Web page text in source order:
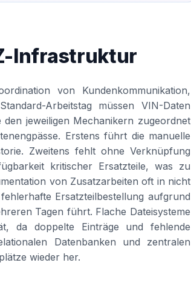
Infrastruktur
von Kundenkommunikation,
Arbeitstag müssen VIN-Daten
jeweiligen Mechanikern zugeordnet
Erstens führt die manuelle
Zweitens fehlt ohne Verknüpfung
kritischer Ersatzteile, was zu
von Zusatzarbeiten oft in nicht
Ersatzteilbestellung aufgrund
Tagen führt. Flache Dateisysteme
da doppelte Einträge und fehlende
Datenbanken und zentralen
wieder her.